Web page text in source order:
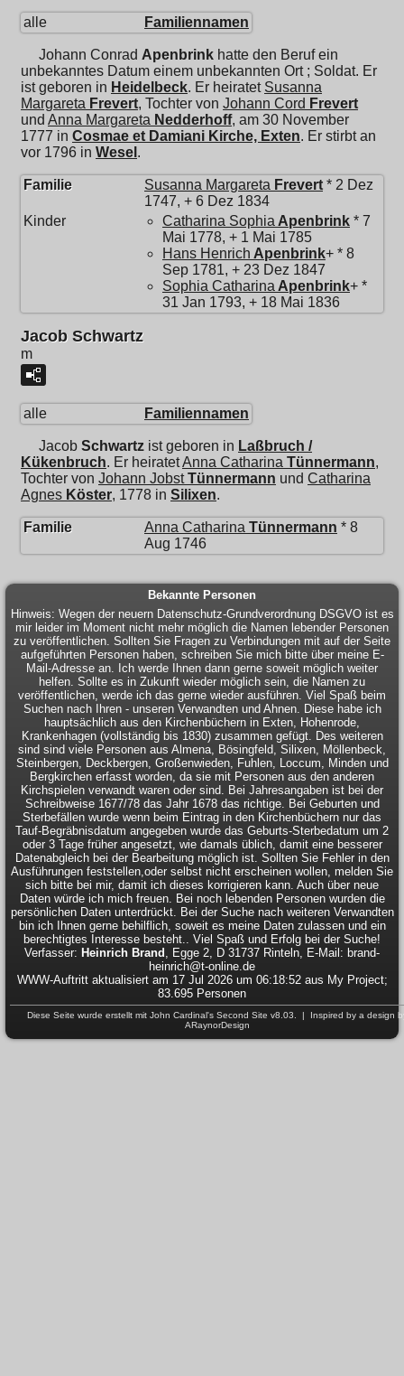
alle Familiennamen
Johann Conrad Apenbrink hatte den Beruf ein
unbekanntes Datum einem unbekannten Ort ; Soldat. Er
ist geboren in Heidelbeck. Er heiratet Susanna
Margareta Frevert, Tochter von Johann Cord Frevert
und Anna Margareta Nedderhoff, am 30 November
1777 in Cosmae et Damiani Kirche, Exten. Er stirbt an
vor 1796 in Wesel .
Familie Susanna Margareta Frevert * 2 Dez
1747, + 6 Dez 1834
Kinder
Catharina Sophia Apenbrink * 7
Mai 1778, + 1 Mai 1785
Hans Henrich Apenbrink+ * 8
Sep 1781, + 23 Dez 1847
Sophia Catharina Apenbrink+ *
31 Jan 1793, + 18 Mai 1836
Jacob Schwartz
m
alle Familiennamen
Jacob Schwartz ist geboren in Laßbruch /
Kükenbruch. Er heiratetAnna Catharina Tünnermann,
Tochter von Johann Jobst Tünnermann und Catharina
Agnes Köster, 1778 in Silixen.
Familie Anna Catharina Tünnermann * 8
Aug 1746
Bekannte Personen
Hinweis: Wegen der neuern Datenschutz-Grundverordnung DSGVO ist es
mir leider im Moment nicht mehr möglich die Namen lebender Personen
zu veröffentlichen. Sollten Sie Fragen zu Verbindungen mit auf der Seite
aufgeführten Personen haben, schreiben Sie mich bitte über meine E-
Mail-Adresse an. Ich werde Ihnen dann gerne soweit möglich weiter
helfen. Sollte es in Zukunft wieder möglich sein, die Namen zu
veröffentlichen, werde ich das gerne wieder ausführen. Viel Spaß beim
Suchen nach Ihren - unseren Verwandten und Ahnen. Diese habe ich
hauptsächlich aus den Kirchenbüchern in Exten, Hohenrode,
Krankenhagen (vollständig bis 1830) zusammen gefügt. Des weiteren
sind sind viele Personen aus Almena, Bösingfeld, Silixen, Möllenbeck,
Steinbergen, Deckbergen, Großenwieden, Fuhlen, Loccum, Minden und
Bergkirchen erfasst worden, da sie mit Personen aus den anderen
Kirchspielen verwandt waren oder sind. Bei Jahresangaben ist bei der
Schreibweise 1677/78 das Jahr 1678 das richtige. Bei Geburten und
Sterbefällen wurde wenn beim Eintrag in den Kirchenbüchern nur das
Tauf-Begräbnisdatum angegeben wurde das Geburts-Sterbedatum um 2
oder 3 Tage früher angesetzt, wie damals üblich, damit eine besserer
Datenabgleich bei der Bearbeitung möglich ist. Sollten Sie Fehler in den
Ausführungen feststellen,oder selbst nicht erscheinen wollen, melden Sie
sich bitte bei mir, damit ich dieses korrigieren kann. Auch über neue
Daten würde ich mich freuen. Bei noch lebenden Personen wurden die
persönlichen Daten unterdrückt. Bei der Suche nach weiteren Verwandten
bin ich Ihnen gerne behilflich, soweit es meine Daten zulassen und ein
berechtigtes Interesse besteht.. Viel Spaß und Erfolg bei der Suche!
Verfasser: Heinrich Brand , Egge 2, D 31737 Rinteln, E-Mail: brand-
heinrich@t-online.de
WWW-Auftritt aktualisiert am 17 Jul 2026 um 06:18:52 aus My Project;
83.695 Personen
Diese Seite wurde erstellt mit John Cardinal's Second Site v8.03. | Inspired by a design
ARaynorDesign